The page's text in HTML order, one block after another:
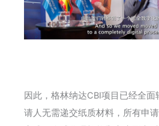
因此，格林纳达CBI项目已经全面
请人无需递交纸质材料，所有申